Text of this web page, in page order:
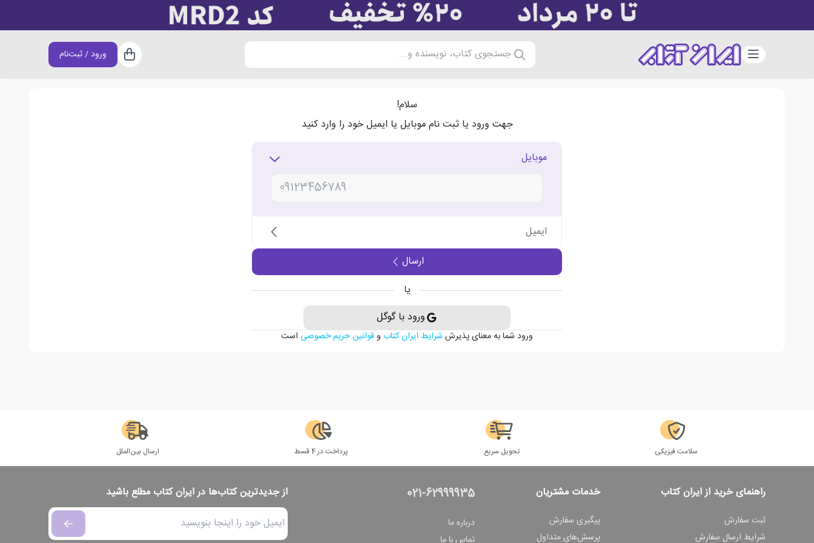
دسته‌بندی جستجوی کتاب، نویسنده و... سبد خرید
ورود / ثبت‌نام
سلام!
جهت ورود یا ثبت نام موبایل یا ایمیل خود را وارد کنید
موبایل
ایمیل
ارسال
یا
ورود با گوگل
ورود شما به معنای پذیرش شرایط ایران کتاب و قوانین حریم خصوصی است
سلامت فیزیکی تحویل سریع پرداخت در 4 قسط ارسال بین‌الملل
راهنمای خرید از ایران کتاب
ثبت سفارش
شرایط ارسال سفارش
خدمات مشتریان
پیگیری سفارش
پرسش‌های متداول
021-62999935
درباره ما
تماس با ما
از جدیدترین کتاب‌ها در ایران کتاب مطلع باشید